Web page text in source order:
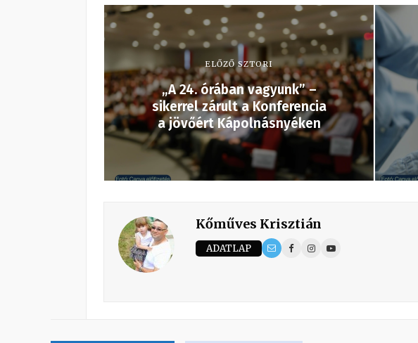
ELŐZŐ SZTORI
„A 24. órában vagyunk” –
sikerrel zárult a Konferencia
a jövőért Kápolnásnyéken
Kőműves Krisztián
ADATLAP